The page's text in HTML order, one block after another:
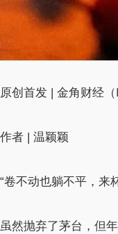
原创首发 | 金角财经
作者 | 温颖颖
“卷不动也躺不平，来
虽然抛弃了茅台，但